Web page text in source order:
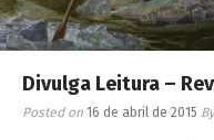
Divulga Leitura –
Posted on 16 de abril de 2015